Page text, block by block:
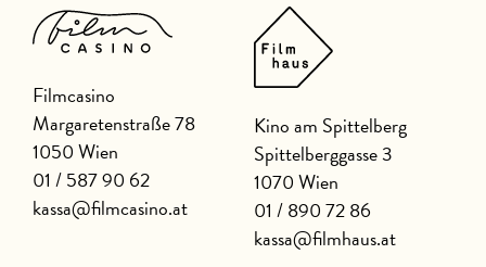
Filmcasino
Margaretenstraße 78
1050 Wien
01 / 587 90 62
kassa@filmcasino.at
Kino am Spittelberg
Spittelberggasse 3
1070 Wien
01 / 890 72 86
kassa@filmhaus.at